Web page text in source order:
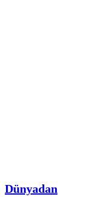
Dünyadan